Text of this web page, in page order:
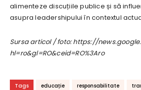
alimenteze discuțiile publice și să
asupra leadershipului în contextul
Sursa articol / foto: https://
hl=ro&gl=RO&ceid=RO%3Aro
Tags educație responsabilitate